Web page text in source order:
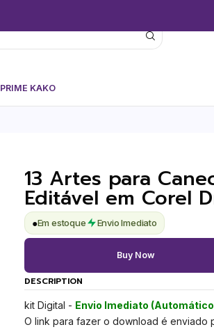
PRIME KAKO
13 Artes para
Editável em Corel
●Em estoque Envio Imediato
Buy Now
DESCRIPTION
kit Digital - Envio Imediato
O link para fazer o download é enviado